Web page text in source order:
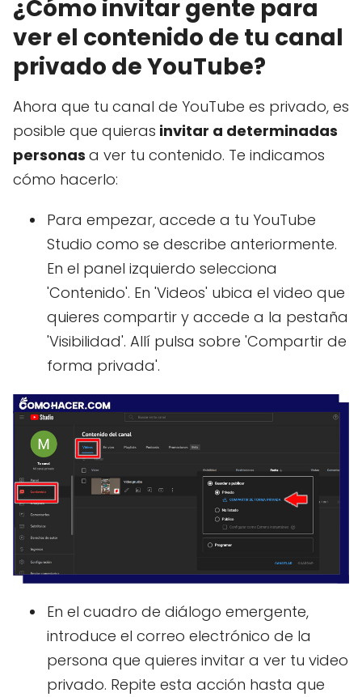
¿Cómo invitar gente para
ver el contenido de tu canal
privado de YouTube?
Ahora que tu canal de YouTube es privado, es
posible que quieras invitar a determinadas
personas a ver tu contenido. Te indicamos
cómo hacerlo:
Para empezar, accede a tu YouTube
Studio como se describe anteriormente.
En el panel izquierdo selecciona
'Contenido'. En 'Videos' ubica el video que
quieres compartir y accede a la pestaña
'Visibilidad'. Allí pulsa sobre 'Compartir de
forma privada'.
En el cuadro de diálogo emergente,
introduce el correo electrónico de la
persona que quieres invitar a ver tu video
privado. Repite esta acción hasta que